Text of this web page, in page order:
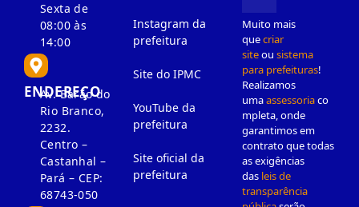
Sexta de
08:00 às
14:00
ENDEREÇO
Av. Barão do
Rio Branco,
2232.
Centro –
Castanhal –
Pará – CEP:
68743-050
Instagram da
prefeitura
Site do IPMC
YouTube da
prefeitura
Site oficial da
prefeitura
Muito mais
quecriar
siteou sistema
para prefeituras!
Realizamos
umaassessoriaco
mpleta, onde
garantimos em
contrato que todas
as exigências
das leis de
transparência